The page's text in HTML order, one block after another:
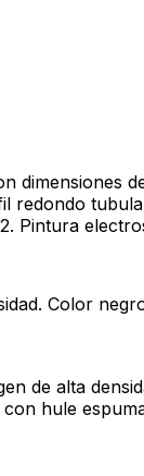
dimensiones
redondo
Pintura
Color
de alta
hule